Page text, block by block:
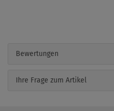
Bewertungen
Ihre Frage zum Artikel